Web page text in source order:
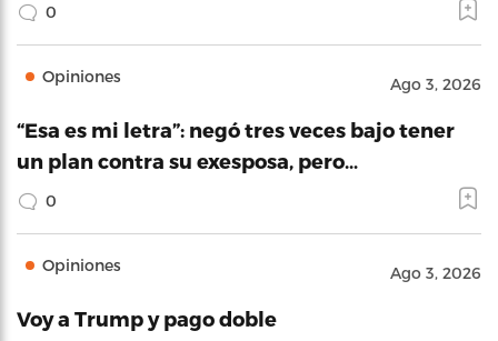
0
Opiniones Ago 3, 2026
“Esa es mi letra”: negó tres veces bajo tener
un plan contra su exesposa, pero…
0
Opiniones Ago 3, 2026
Voy a Trump y pago doble